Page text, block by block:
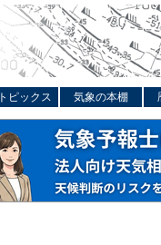
トピックス 気象の本棚